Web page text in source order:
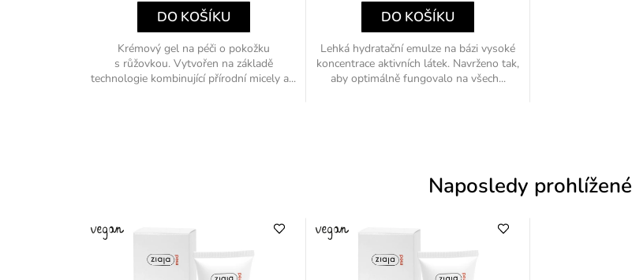
DO KOŠÍKU
Krémový gel na péči o pokožku
s růžovkou. Vytvořen na základě
technologie kombinující přírodní micely a...
DO KOŠÍKU
Lehká hydratační emulze na bázi vysoké
koncentrace aktivních látek. Navrženo tak,
aby optimálně fungovalo na všech...
Naposledy prohlížené